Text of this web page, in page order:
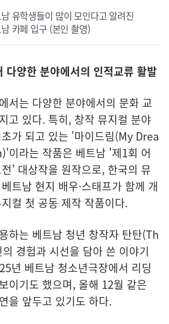
유학생들이 많이 모인다고 알려진
카페 입구 (본인 촬영)
양한 분야에서의 인적교류 활발
서는 다양한 분야에서의 문화 교
고 있다. 특히, 창작 뮤지컬 분야
가 되고 있는 '마이드림(My Drea
이라는 작품은 베트남 '제1회 어
' 대상작을 원작으로, 한국의 뮤
트남 현지 배우·스태프가 함께 개
컬 첫 공동 제작 작품이다.
하는 베트남 청년 창작자 탄탄(Th
경험과 시선을 담아 쓴 이야기
년 베트남 청소년극장에서 리딩
이기도 했으며, 올해 12월 같은
을 앞두고 있기도 하다.